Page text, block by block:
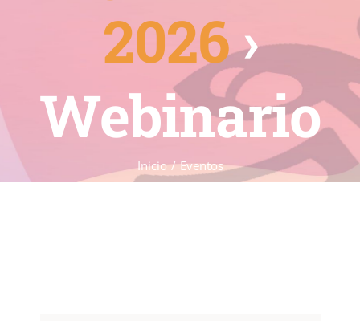
2026›
Webinario
Inicio Eventos